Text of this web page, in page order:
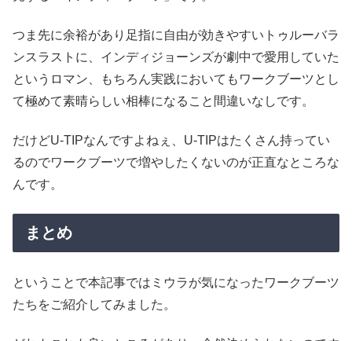
つま先に余裕があり足指に自由が効きやすいトゥルーバラ
ンスラストに、インディジョーンズが劇中で愛用していた
というロマン、もちろん実践においてもワークブーツとし
て極めて素晴らしい相棒になること間違いなしです。
だけどU-TIPなんですよねぇ、U-TIPはたくさん持ってい
るのでワークブーツで増やしたくないのが正直なところな
んです。
まとめ
ということで本記事ではミウラが気になったワークブーツ
たちをご紹介してみました。